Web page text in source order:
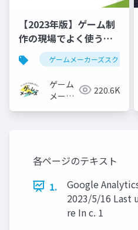
【2023年版】ゲーム制
作の現場でよく使うツ
ールをまるっと紹介
ゲームメーカーズスクラン
ゲーム
メーカ
220.6K
各ページのテキスト
1.
Google
2023/5/16 Last
re In c. 1